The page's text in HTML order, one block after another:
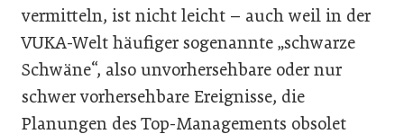
vermitteln, ist nicht leicht – auch weil in der
VUKA-Welt häufiger sogenannte „schwarze
Schwäne“, also unvorhersehbare oder nur
schwer vorhersehbare Ereignisse, die
Planungen des Top-Managements obsolet